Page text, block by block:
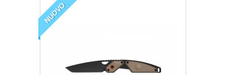
NUOVO